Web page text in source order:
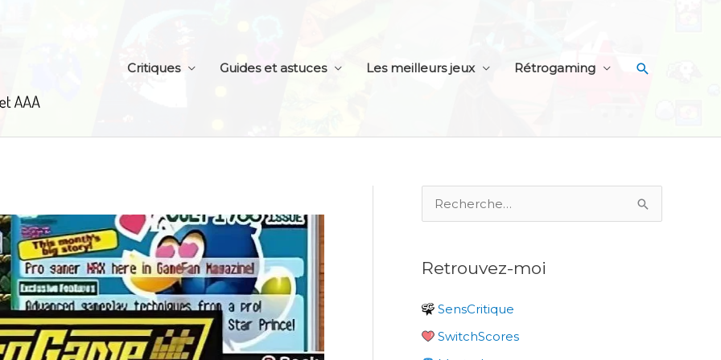
Critiques
Guides et astuces Les meilleurs jeux Rétrogaming
e
h
r
c
Retrouvez-moi
SensCritique
SwitchScores